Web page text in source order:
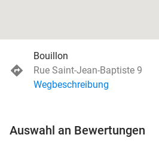
Bouillon
Rue Saint-Jean-Baptiste 9
Wegbeschreibung
Auswahl an Bewertungen